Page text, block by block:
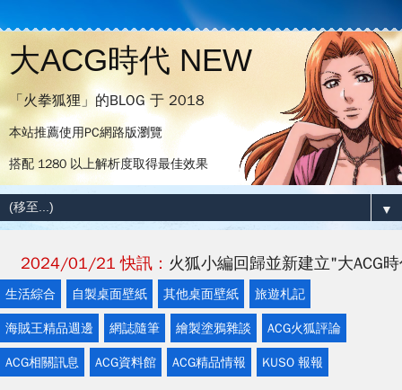
大ACG時代 NEW
「火拳狐狸」的BLOG 于 2018
本站推薦使用PC網路版瀏覽
搭配 1280 以上解析度取得最佳效果
▼
01/21 快訊：火狐小編回歸並新建立"大ACG時代
生活綜合 自製桌面壁紙 其他桌面壁紙 旅遊札記
海賊王精品週邊 網誌隨筆 繪製塗鴉雜談 ACG火狐評論
ACG相關訊息 ACG資料館 ACG精品情報 KUSO 報報